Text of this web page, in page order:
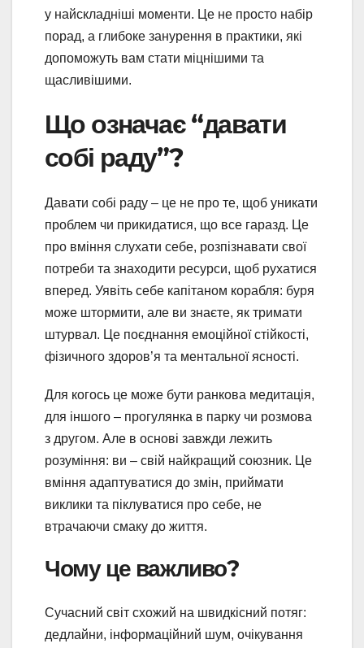
у найскладніші моменти. Це не просто набір
порад, а глибоке занурення в практики, які
допоможуть вам стати міцнішими та
щасливішими.
Що означає “давати
собі раду”?
Давати собі раду – це не про те, щоб уникати
проблем чи прикидатися, що все гаразд. Це
про вміння слухати себе, розпізнавати свої
потреби та знаходити ресурси, щоб рухатися
вперед. Уявіть себе капітаном корабля: буря
може штормити, але ви знаєте, як тримати
штурвал. Це поєднання емоційної стійкості,
фізичного здоров’я та ментальної ясності.
Для когось це може бути ранкова медитація,
для іншого – прогулянка в парку чи розмова
з другом. Але в основі завжди лежить
розуміння: ви – свій найкращий союзник. Це
вміння адаптуватися до змін, приймати
виклики та піклуватися про себе, не
втрачаючи смаку до життя.
Чому це важливо?
Сучасний світ схожий на швидкісний потяг:
дедлайни, інформаційний шум, очікування